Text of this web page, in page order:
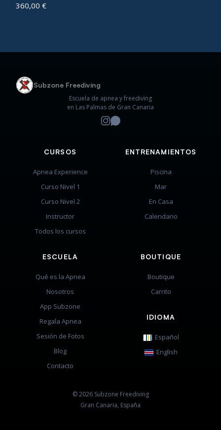
360,00 €
Subzone Freediving
Escuela de apnea y freediving
en Las Palmas de Gran Canaria
CURSOS
Apnea Experience
Curso Nivel 1
Curso Nivel 2
Instructor
Todos los cursos
ENTRENAMIENTOS
Piscina
Mar
En Casa
Calendario
ESCUELA
Qué es la Apnea
Nosotros
App Subzone
Regala Apnea
Sesión de Fotos
Blog
Contacto
BOUTIQUE
Boutique
Carrito
IDIOMA
Español
English
© 2026 Subzone Freediving
Gran Canaria, España